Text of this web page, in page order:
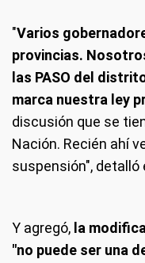
"Varios
provincias.
las PASO del
marca nuestra ley
discusión que se
Nación. Recién ahí
suspensión", detalló
Y agregó, la
"no puede ser una